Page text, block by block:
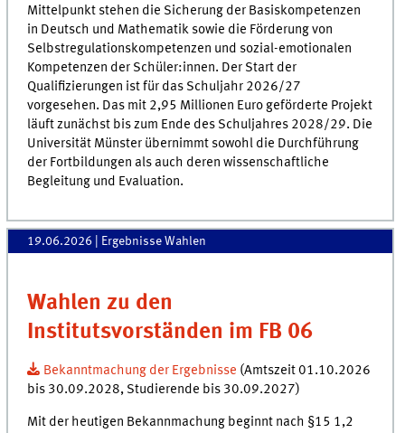
Mittelpunkt stehen die Sicherung der Basiskompetenzen
in Deutsch und Mathematik sowie die Förderung von
Selbstregulationskompetenzen und sozial-emotionalen
Kompetenzen der Schüler:innen. Der Start der
Qualifizierungen ist für das Schuljahr 2026/27
vorgesehen. Das mit 2,95 Millionen Euro geförderte Projekt
läuft zunächst bis zum Ende des Schuljahres 2028/29. Die
Universität Münster übernimmt sowohl die Durchführung
der Fortbildungen als auch deren wissenschaftliche
Begleitung und Evaluation.
19.06.2026 | Ergebnisse Wahlen
Wahlen zu den
Institutsvorständen im FB 06
Bekanntmachung der Ergebnisse (Amtszeit 01.10.2026
bis 30.09.2028, Studierende bis 30.09.2027)
Mit der heutigen Bekannmachung beginnt nach §15 1,2